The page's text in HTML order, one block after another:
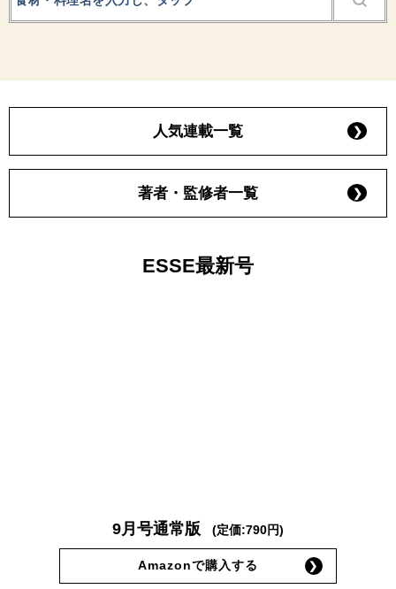
人気連載一覧
著者・監修者一覧
ESSE最新号